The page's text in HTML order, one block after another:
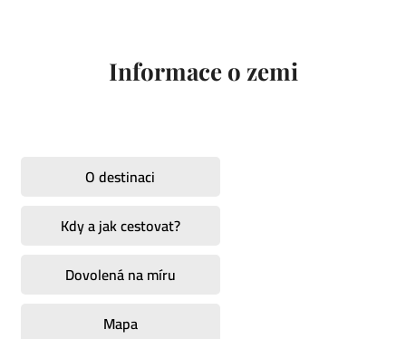
Informace o zemi
O destinaci
Kdy a jak cestovat?
Dovolená na míru
Mapa